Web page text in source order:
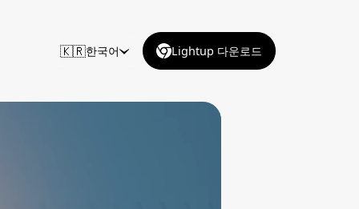
🇰🇷한국어 Lightup 다운로드